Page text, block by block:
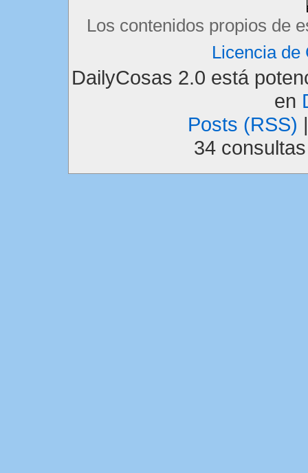
Los contenidos propios de
Licencia de
DailyCosas 2.0 está
en
Posts (RSS)
34